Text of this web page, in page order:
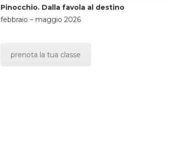
Pinocchio. Dalla favola al destino
febbraio – maggio 2026
prenota la tua classe